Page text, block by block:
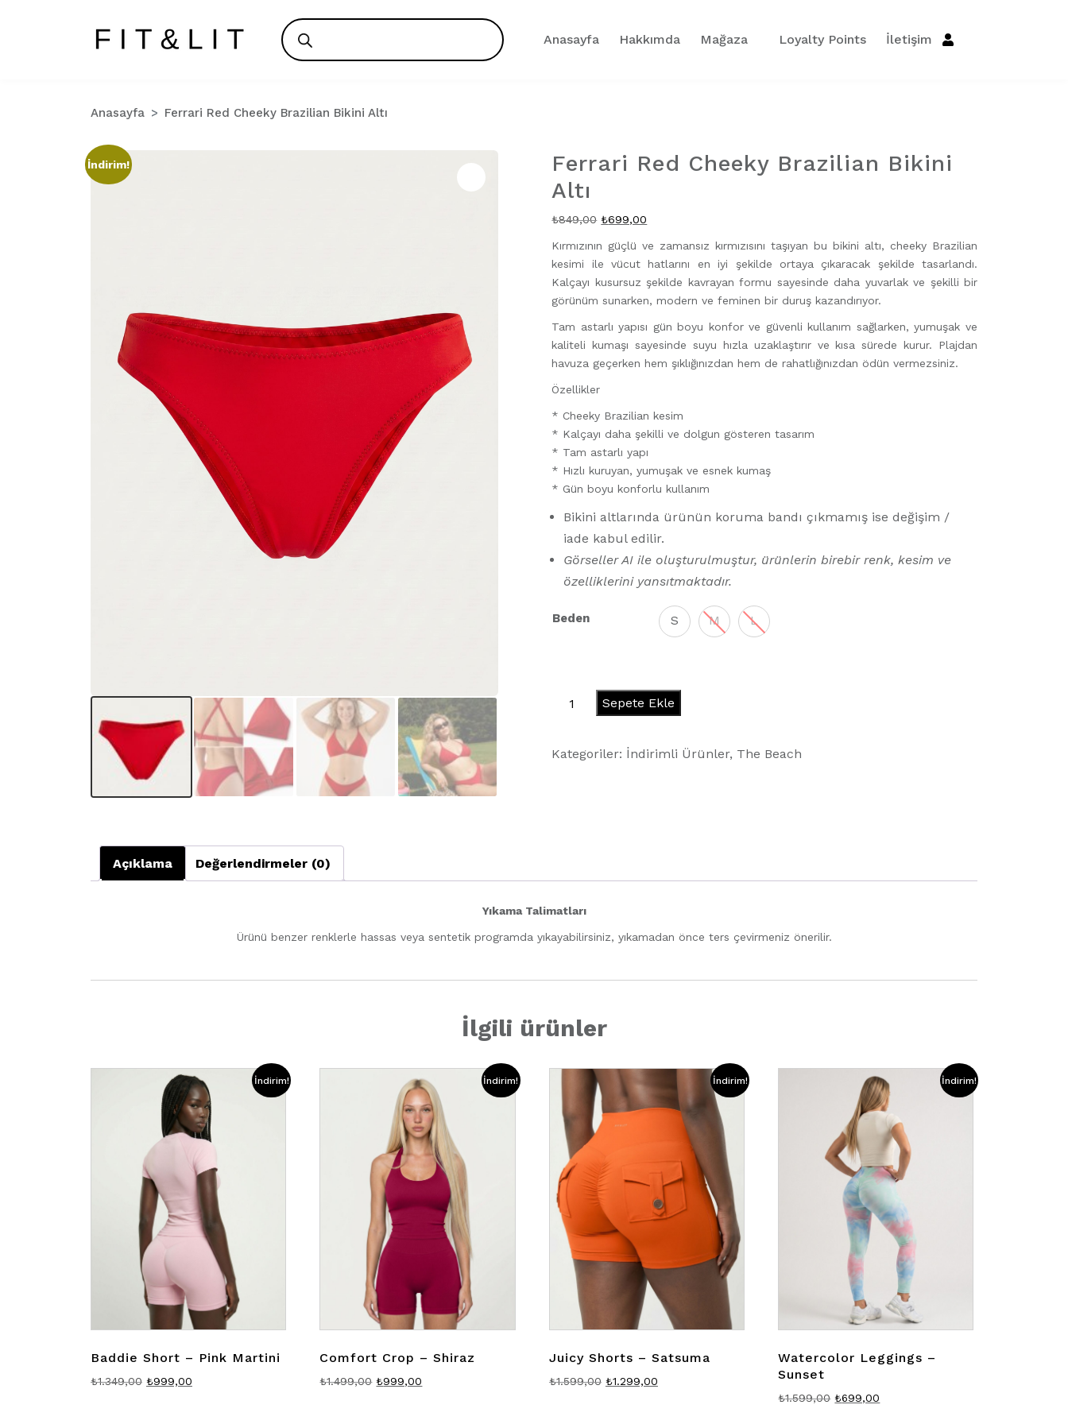
Products
search
Anasayfa Hakkımda Mağaza Loyalty Points İletişim
Anasayfa Ferrari Red Cheeky Brazilian Bikini Altı
İndirim!
Zoom
Ferrari Red Cheeky Brazilian Bikini
Altı
₺849,00 Orijinal
₺849,00.
₺699,00
Kırmızının güçlü ve zamansız kırmızısını taşıyan bu bikini altı, cheeky Brazilian
kesimi ile vücut hatlarını en iyi şekilde ortaya çıkaracak şekilde tasarlandı.
Kalçayı kusursuz şekilde kavrayan formu sayesinde daha yuvarlak ve şekilli bir
görünüm sunarken, modern ve feminen bir duruş kazandırıyor.
Tam astarlı yapısı gün boyu konfor ve güvenli kullanım sağlarken, yumuşak ve
kaliteli kumaşı sayesinde suyu hızla uzaklaştırır ve kısa sürede kurur. Plajdan
havuza geçerken hem şıklığınızdan hem de rahatlığınızdan ödün vermezsiniz.
Özellikler
* Cheeky Brazilian kesim
* Kalçayı daha şekilli ve dolgun gösteren tasarım
* Tam astarlı yapı
* Hızlı kuruyan, yumuşak ve esnek kumaş
* Gün boyu konforlu kullanım
Bikini altlarında ürünün koruma bandı çıkmamış ise değişim /
iade kabul edilir.
Görseller AI ile oluşturulmuştur, ürünlerin birebir renk, kesim ve
özelliklerini yansıtmaktadır.
Beden S M L
Ferrari
Brazilian
Sepete Ekle
Kategoriler: İndirimli Ürünler, The Beach
Açıklama Değerlendirmeler (0)
Yıkama Talimatları
Ürünü benzer renklerle hassas veya sentetik programda yıkayabilirsiniz, yıkamadan önce ters çevirmeniz önerilir.
İlgili ürünler
İndirim!
Baddie Short – Pink Martini
₺1.349,00 Orijinal
₺999,00
İndirim!
Comfort Crop – Shiraz
₺1.499,00 Orijinal
₺999,00
İndirim!
Juicy Shorts – Satsuma
₺1.599,00 Orijinal
₺1.299,00Şu
İndirim!
Watercolor Leggings –
Sunset
₺1.599,00 Orijinal
₺699,00